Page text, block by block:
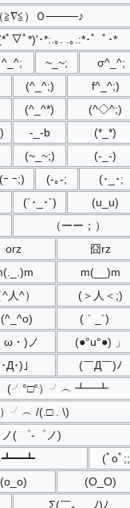
≧∇≦）Ｏ────♪
ﾟ▽ﾟ*)'･*:.｡. .｡.:*･゜ﾟ･*
^_^; ~_~;
σ^_^;
(^_^;)
f^_^;)
(^_^*)
(^◇^;)
-_-b
(*_*)
(~_~;)
(-_-)
(ｰ ｰ;) (-｡-;
(･_･;
(´･_･`)
(u_u)
（ーー；）
orz
囧rz
m(__)m
^人^）
(＞人＜;)
(｀_´)ゞ
ω・)ノ
(●°u°●) 」
Д･)」
(￣Д￣)ﾉ
(╯°□°）╯︵ ┻━┻
╯︵ /(.□ . \)
( ゜-゜ノ)
┻━┻
(ﾟoﾟ;;
(o_o)
(O_O)
Σ(￣。￣ﾉ)ﾉ